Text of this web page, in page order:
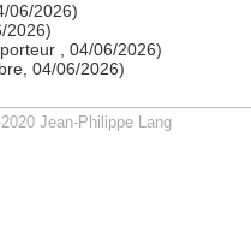
06/2026)
2026)
, 04/06/2026)
04/06/2026)
Jean-Philippe Lang